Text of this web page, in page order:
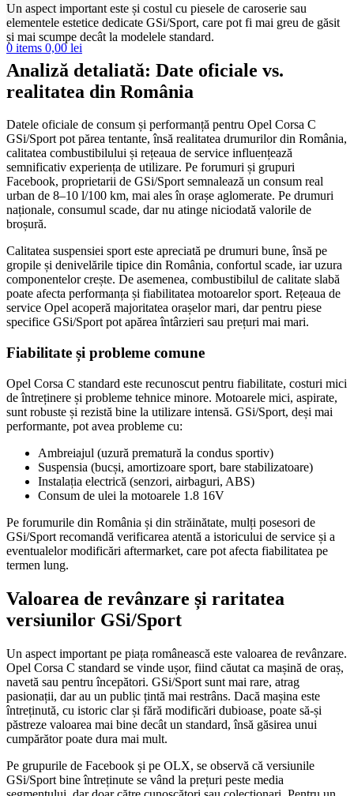
0 items 0,00lei
Un aspect important este și costul cu piesele de caroserie sau
elementele estetice dedicate GSi/Sport, care pot fi mai greu de găsit
și mai scumpe decât la modelele standard.
Analiză detaliată: Date oficiale vs.
realitatea din România
Datele oficiale de consum și performanță pentru Opel Corsa C
GSi/Sport pot părea tentante, însă realitatea drumurilor din România,
calitatea combustibilului și rețeaua de service influențează
semnificativ experiența de utilizare. Pe forumuri și grupuri
Facebook, proprietarii de GSi/Sport semnalează un consum real
urban de 8–10 l/100 km, mai ales în orașe aglomerate. Pe drumuri
naționale, consumul scade, dar nu atinge niciodată valorile de
broșură.
Calitatea suspensiei sport este apreciată pe drumuri bune, însă pe
gropile și denivelările tipice din România, confortul scade, iar uzura
componentelor crește. De asemenea, combustibilul de calitate slabă
poate afecta performanța și fiabilitatea motoarelor sport. Rețeaua de
service Opel acoperă majoritatea orașelor mari, dar pentru piese
specifice GSi/Sport pot apărea întârzieri sau prețuri mai mari.
Fiabilitate și probleme comune
Opel Corsa C standard este recunoscut pentru fiabilitate, costuri mici
de întreținere și probleme tehnice minore. Motoarele mici, aspirate,
sunt robuste și rezistă bine la utilizare intensă. GSi/Sport, deși mai
performante, pot avea probleme cu:
Ambreiajul (uzură prematură la condus sportiv)
Suspensia (bucși, amortizoare sport, bare stabilizatoare)
Instalația electrică (senzori, airbaguri, ABS)
Consum de ulei la motoarele 1.8 16V
Pe forumurile din România și din străinătate, mulți posesori de
GSi/Sport recomandă verificarea atentă a istoricului de service și a
eventualelor modificări aftermarket, care pot afecta fiabilitatea pe
termen lung.
Valoarea de revânzare și raritatea
versiunilor GSi/Sport
Un aspect important pe piața românească este valoarea de revânzare.
Opel Corsa C standard se vinde ușor, fiind căutat ca mașină de oraș,
navetă sau pentru începători. GSi/Sport sunt mai rare, atrag
pasionații, dar au un public țintă mai restrâns. Dacă mașina este
întreținută, cu istoric clar și fără modificări dubioase, poate să-și
păstreze valoarea mai bine decât un standard, însă găsirea unui
cumpărător poate dura mai mult.
Pe grupurile de Facebook și pe OLX, se observă că versiunile
GSi/Sport bine întreținute se vând la prețuri peste media